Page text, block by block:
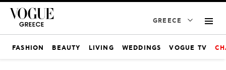
GREECE
FASHION BEAUTY LIVING WEDDINGS VOGUE TV